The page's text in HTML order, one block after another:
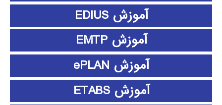
آموزش EDIUS
آموزش EMTP
آموزش ePLAN
آموزش ETABS